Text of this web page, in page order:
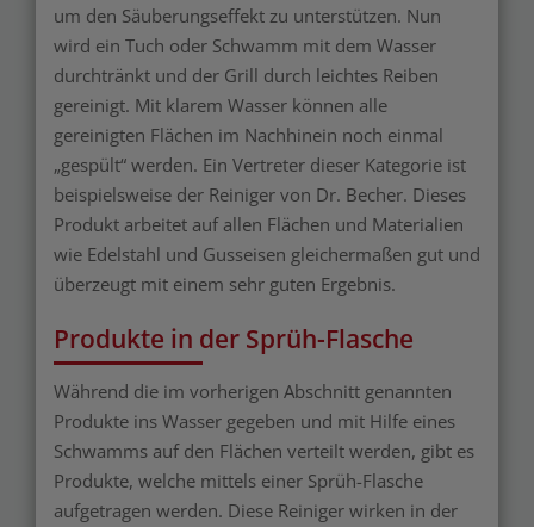
um den Säuberungseffekt zu unterstützen. Nun
wird ein Tuch oder Schwamm mit dem Wasser
durchtränkt und der Grill durch leichtes Reiben
gereinigt. Mit klarem Wasser können alle
gereinigten Flächen im Nachhinein noch einmal
„gespült“ werden. Ein Vertreter dieser Kategorie ist
beispielsweise der Reiniger von Dr. Becher. Dieses
Produkt arbeitet auf allen Flächen und Materialien
wie Edelstahl und Gusseisen gleichermaßen gut und
überzeugt mit einem sehr guten Ergebnis.
Produkte in der Sprüh-Flasche
Während die im vorherigen Abschnitt genannten
Produkte ins Wasser gegeben und mit Hilfe eines
Schwamms auf den Flächen verteilt werden, gibt es
Produkte, welche mittels einer Sprüh-Flasche
aufgetragen werden. Diese Reiniger wirken in der